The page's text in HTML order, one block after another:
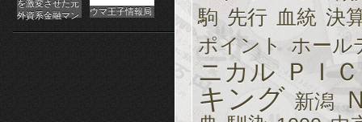
ン
ラ
イ
ン
を激変させた元
外資系金融マン
ウマ王子情報局
駒 先行 血統 決
ポイント ホール
ニカル ＰＩＣ
キング 新潟